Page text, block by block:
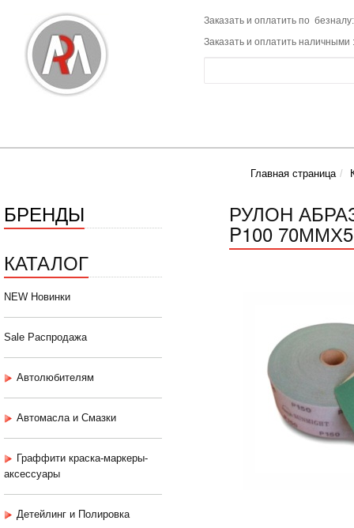
Заказать и оплатить по
Заказать и оплатить наличными
Главная страница
БРЕНДЫ
КАТАЛОГ
NEW Новинки
Sale Распродажа
Автолюбителям
Автомасла и Смазки
Граффити краска-маркеры-
аксессуары
Детейлинг и Полировка
РУЛОН
P100